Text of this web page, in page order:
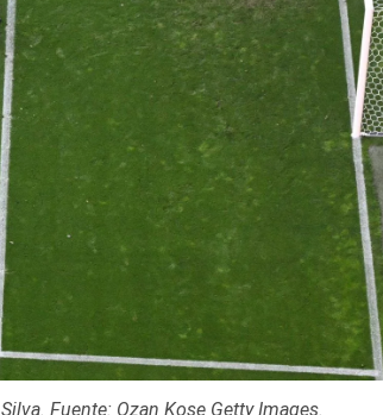
Fuente: Ozan Kose Getty Images.